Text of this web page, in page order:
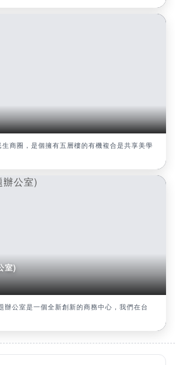
商圈，是個擁有五層樓的有機複合是共享美學
室)
辦公室是一個全新創新的商務中心，我們在台